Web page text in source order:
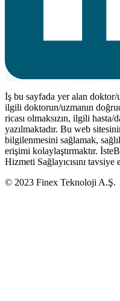
İş bu sayfada yer alan
ilgili doktorun/uzmanın
ricası olmaksızın, ilgili hasta/
yazılmaktadır. Bu web
bilgilenmesini sağlamak,
erişimi kolaylaştırmaktır.
Hizmeti Sağlayıcısını
© 2023 Finex Teknoloji A.Ş.